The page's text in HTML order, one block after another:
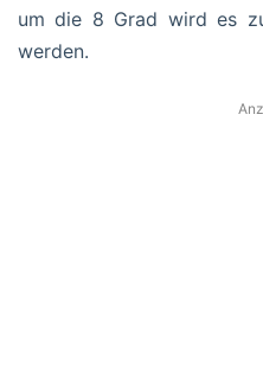
um die 8 Grad wird es
werden.